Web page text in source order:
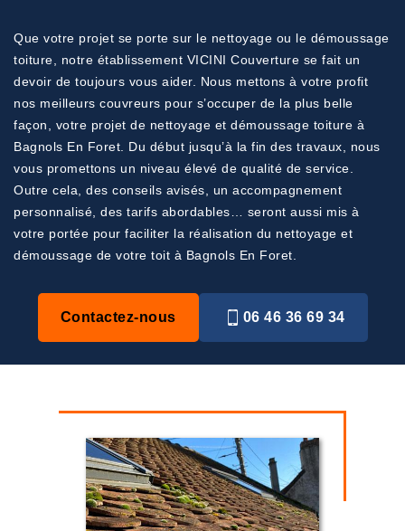
Que votre projet se porte sur le nettoyage ou le démoussage
toiture, notre établissement VICINI Couverture se fait un
devoir de toujours vous aider. Nous mettons à votre profit
nos meilleurs couvreurs pour s’occuper de la plus belle
façon, votre projet de nettoyage et démoussage toiture à
Bagnols En Foret. Du début jusqu’à la fin des travaux, nous
vous promettons un niveau élevé de qualité de service.
Outre cela, des conseils avisés, un accompagnement
personnalisé, des tarifs abordables… seront aussi mis à
votre portée pour faciliter la réalisation du nettoyage et
démoussage de votre toit à Bagnols En Foret.
Contactez-nous 06 46 36 69 34